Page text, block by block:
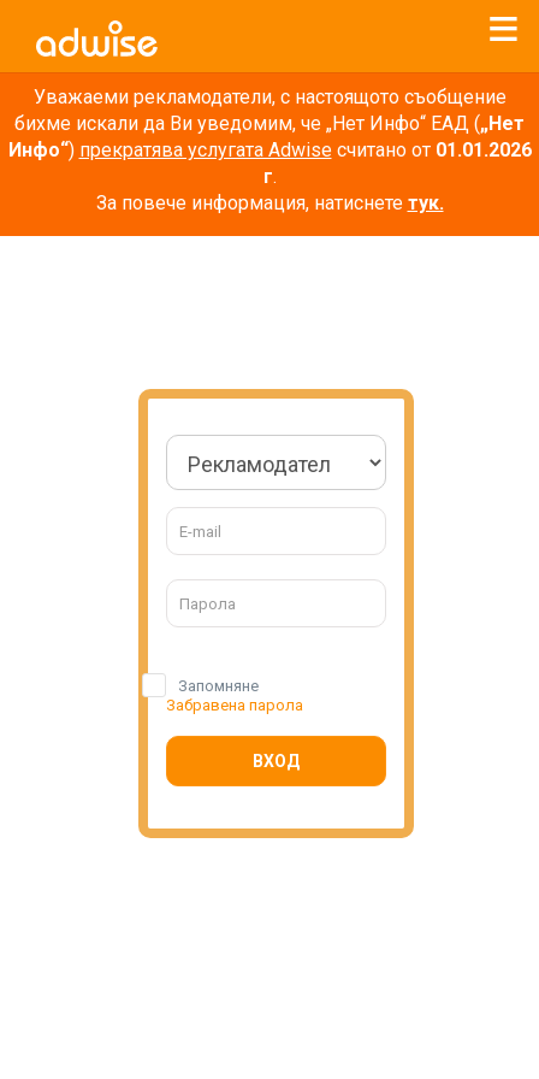
Уважаеми рекламодатели, с настоящото съобщение
бихме искали да Ви уведомим, че „Нет Инфо“ ЕАД („Нет
Инфо“) прекратява услугата Adwiseсчитано от 01.01.2026
г.
За повече информация, натиснете тук.
Запомняне
Забравена парола
ВХОД